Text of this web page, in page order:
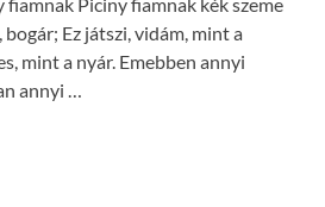
Piciny fiamnak kék szeme
Ez játszi, vidám, mint a
mint a nyár. Emebben annyi
annyi …